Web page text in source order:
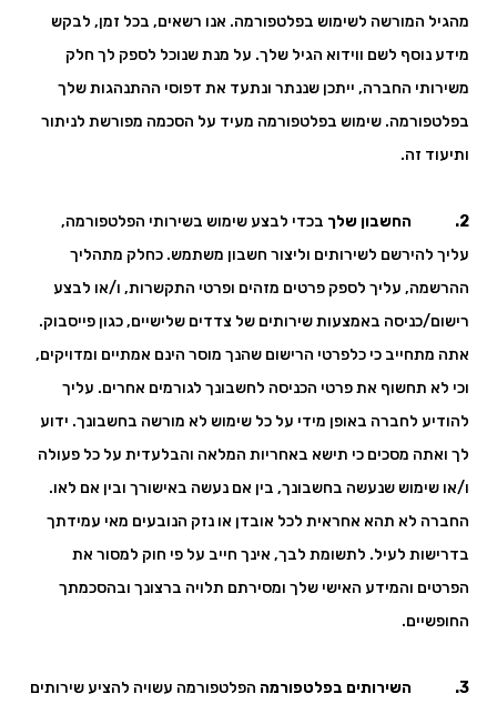
מהגיל המורשה לשימוש בפלטפורמה. אנו רשאים, בכל זמן, לבקש
מידע נוסף לשם ווידוא הגיל שלך. על מנת שנוכל לספק לך חלק
משירותי החברה, ייתכן שננתר ונתעד את דפוסי ההתנהגות שלך
בפלטפורמה. שימוש בפלטפורמה מעיד על הסכמה מפורשת לניתור
ותיעוד זה.
2. החשבון שלך
בכדי לבצע שימוש בשירותי הפלטפורמה,
עליך להירשם לשירותים וליצור חשבון משתמש. כחלק מתהליך
ההרשמה, עליך לספק פרטים מזהים ופרטי התקשרות, ו/או לבצע
רישום/כניסה באמצעות שירותים של צדדים שלישיים, כגון פייסבוק.
אתה מתחייב כי כלפרטי הרישום שהנך מוסר הינם אמתיים ומדויקים,
וכי לא תחשוף את פרטי הכניסה לחשבונך לגורמים אחרים. עליך
להודיע לחברה באופן מידי על כל שימוש לא מורשה בחשבונך. ידוע
לך ואתה מסכים כי תישא באחריות המלאה והבלעדית על כל פעולה
ו/או שימוש שנעשה בחשבונך, בין אם נעשה באישורך ובין אם לאו.
החברה לא תהא אחראית לכל אובדן או נזק הנובעים מאי עמידתך
בדרישות לעיל. לתשומת לבך, אינך חייב על פי חוק למסור את
הפרטים והמידע האישי שלך ומסירתם תלויה ברצונך ובהסכמתך
החופשיים.
3. השירותים בפלטפורמה
הפלטפורמה עשויה להציע שירותים